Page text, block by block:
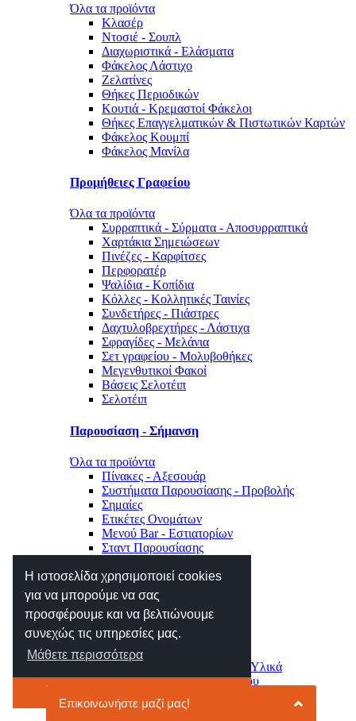
Η ιστοσελίδα χρησιμοποιεί cookies
για να μπορούμε να σας
προσφέρουμε και να βελτιώνουμε
συνεχώς τις υπηρεσίες μας.
Μάθετε περισσότερα
Όλα τα προϊόντα
Κλασέρ
Ντοσιέ - Σουπλ
Διαχωριστικά - Ελάσματα
Φάκελος Λάστιχο
Ζελατίνες
Θήκες Περιοδικών
Κουτιά - Κρεμαστοί Φάκελοι
Θήκες Επαγγελματικών & Πιστωτικών Καρτών
Φάκελος Κουμπί
Φάκελος Μανίλα
Προμήθειες Γραφείου
Όλα τα προϊόντα
Συρραπτικά - Σύρματα - Αποσυρραπτικά
Χαρτάκια Σημειώσεων
Πινέζες - Καρφίτσες
Περφορατέρ
Ψαλίδια - Κοπίδια
Κόλλες - Κολλητικές Ταινίες
Συνδετήρες - Πιάστρες
Δαχτυλοβρεχτήρες - Λάστιχα
Σφραγίδες - Μελάνια
Σετ γραφείου - Μολυβοθήκες
Μεγενθυτικοί Φακοί
Βάσεις Σελοτέιπ
Σελοτέιπ
Παρουσίαση - Σήμανση
Όλα τα προϊόντα
Πίνακες - Αξεσουάρ
Συστήματα Παρουσίασης - Προβολής
Σημαίες
Ετικέτες Ονομάτων
Μενού Bar - Εστιατορίων
Σταντ Παρουσίασης
Μηχανές Γραφείου
Όλα τα προϊόντα
Αριθμομηχανές
Ετικετογράφοι - Αναλώσιμα
Μηχανές Πλαστικοποίησης - Υλικά
Φωτιστικά - Ρολόγια Γραφείου
Συρτάρια - Συρταριέρες
Κλειδοθήκες - Γραμματοκιβώτια